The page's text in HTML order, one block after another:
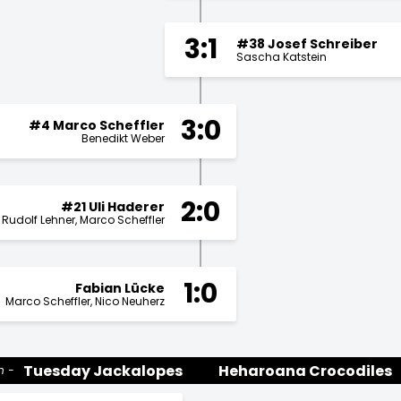
3:1 #38 Josef Schreiber
Sascha Katstein
3:0
#4 Marco Scheffler
Benedikt Weber
2:0
#21 Uli Haderer
Rudolf Lehner Marco Scheffler
1:0
Fabian Lücke
Marco Scheffler Nico Neuherz
Tuesday Jackalopes Heharoana Crocodiles